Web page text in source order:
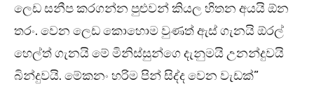
ලෙඩ සනීප කරගන්න පුළුවන් කියල හිතන අයයි ඕන
තරං. වෙන ලෙඩ කොහොම වුණත් ඇස් ගැනයි ඕරල්
හෙල්ත් ගැනයි මේ මිනිස්සුන්ගෙ දැනුමයි උනන්දුවයි
බින්දුවයි. මේකනං හරිම පින් සිද්ද වෙන වැඩක්”